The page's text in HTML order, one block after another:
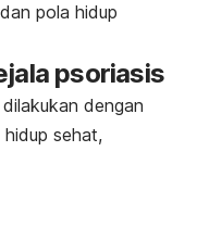
pola hidup
psoriasis
dengan
sehat,